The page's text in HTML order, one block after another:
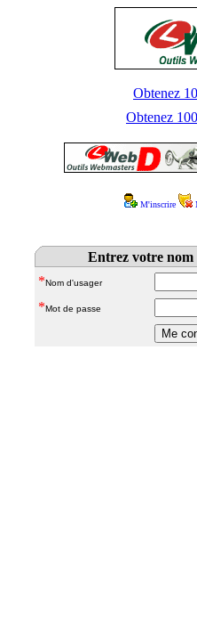
Obtenez
Obtenez
M'inscrire
Entrez votre nom
*Nom d'usager
*Mot de passe